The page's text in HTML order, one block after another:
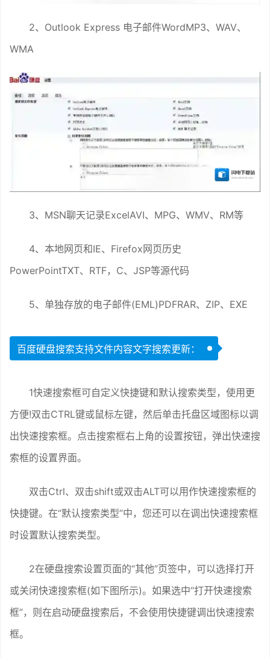
2、Outlook Express 电子邮件WordMP3、WAV、
WMA
3、MSN聊天记录ExcelAVI、MPG、WMV、RM等
4、本地网页和IE、Firefox网页历史
PowerPointTXT、RTF，C、JSP等源代码
5、单独存放的电子邮件(EML)PDFRAR、ZIP、EXE
百度硬盘搜索支持文件内容文字搜索更新：
1快速搜索框可自定义快捷键和默认搜索类型，使用更
方便!双击CTRL键或鼠标左键，然后单击托盘区域图标以调
出快速搜索框。点击搜索框右上角的设置按钮，弹出快速搜
索框的设置界面。
双击Ctrl、双击shift或双击ALT可以用作快速搜索框的
快捷键。在“默认搜索类型”中，您还可以在调出快速搜索框
时设置默认搜索类型。
2在硬盘搜索设置页面的“其他”页签中，可以选择打开
或关闭快速搜索框(如下图所示)。如果选中“打开快速搜索
框”，则在启动硬盘搜索后，不会使用快捷键调出快速搜索
框。